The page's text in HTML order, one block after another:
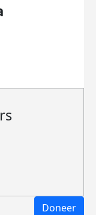
Doneer